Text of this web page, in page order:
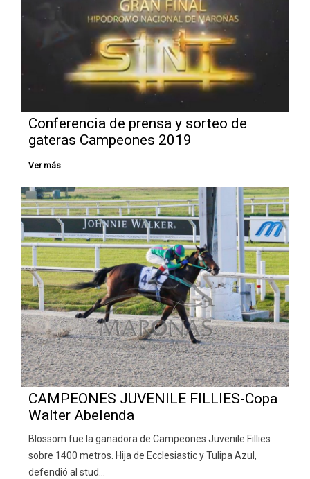
Conferencia de prensa y sorteo de
gateras Campeones 2019
CAMPEONES JUVENILE FILLIES-Copa
Walter Abelenda
Blossom fue la ganadora de Campeones Juvenile Fillies
sobre 1400 metros. Hija de Ecclesiastic y Tulipa Azul,
defendió al stud…